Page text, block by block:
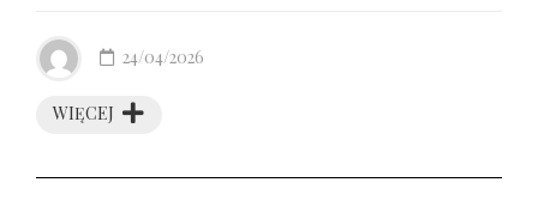
WIĘCEJ
24/04/2026